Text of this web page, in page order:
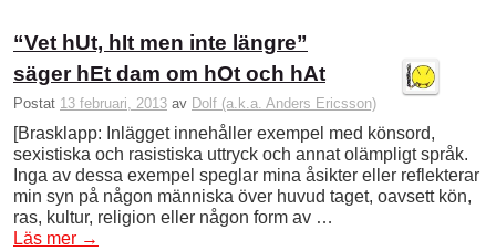
“Vet hUt, hIt men inte längre”
säger hEt dam om hOt och hAt
Postat 13 februari, 2013 av Dolf (a.k.a. Anders Ericsson)
[Brasklapp: Inlägget innehåller exempel med könsord,
sexistiska och rasistiska uttryck och annat olämpligt språk.
Inga av dessa exempel speglar mina åsikter eller reflekterar
min syn på någon människa över huvud taget, oavsett kön,
ras, kultur, religion eller någon form av …
Läs mer →